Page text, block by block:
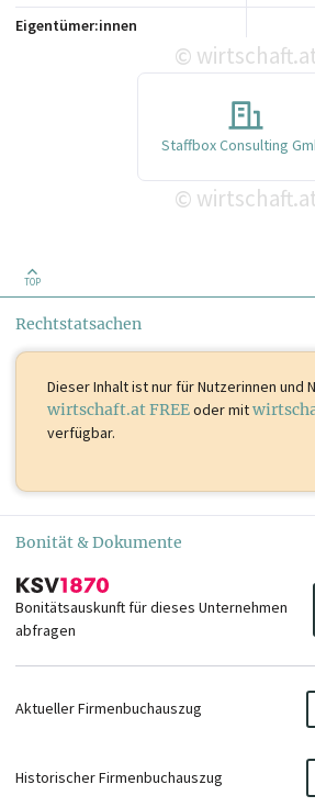
Eigentümer:innen
©
Staffbox Consulting
©
TOP
Rechtstatsachen
Dieser Inhalt istnur für Nutzerinnen und
wirtschaft.at FREEoder mit
verfügbar.
Bonität & Dokumente
Bonitätsauskunft für dieses Unternehmen
abfragen
Aktueller Firmenbuchauszug
Historischer Firmenbuchauszug